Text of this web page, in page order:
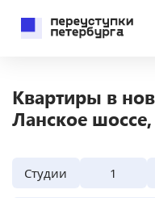
Квартиры в
Ланское
Студии 1